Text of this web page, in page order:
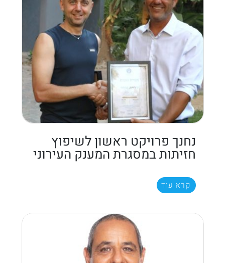
נחנך פרויקט ראשון לשיפוץ
חזיתות במסגרת המענק העירוני
קרא עוד